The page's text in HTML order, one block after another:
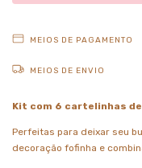
MEIOS DE PAGAMENTO
MEIOS DE ENVIO
Kit com 6 cartelinhas
Perfeitas para deixar seu
decoração fofinha e